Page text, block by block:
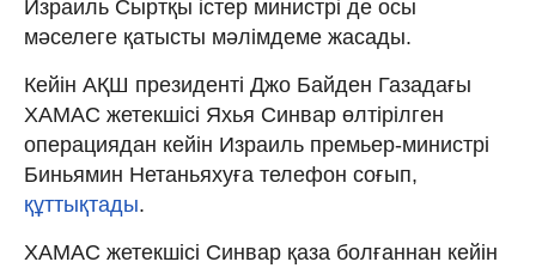
Израиль Сыртқы істер министрі де осы
мәселеге қатысты мәлімдеме жасады.
Кейін АҚШ президенті Джо Байден Газадағы
ХАМАС жетекшісі Яхья Синвар өлтірілген
операциядан кейін Израиль премьер-министрі
Биньямин Нетаньяхуға телефон соғып,
құттықтады.
ХАМАС жетекшісі Синвар қаза болғаннан кейін